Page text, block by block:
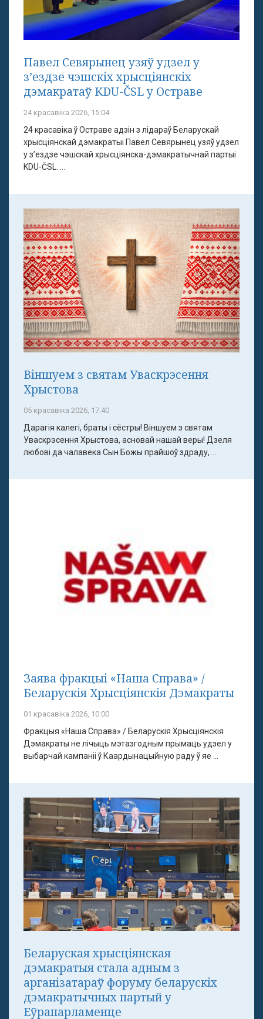
Павел Севярынец узяў удзел у
з’ездзе чэшскіх хрысціянскіх
дэмакратаў KDU-ČSL у Остраве
24 красавіка 2026, 15:04
24 красавіка ў Остраве адзін з лідараў Беларускай
хрысціянскай дэмакратыі Павел Севярынец узяў удзел
у з’ездзе чэшскай хрысціянска-дэмакратычнай партыі
KDU-ČSL. ...
Віншуем з святам Уваскрэсення
Хрыстова
05 красавіка 2026, 17:40
Дарагія калегі, браты і сёстры! Віншуем з святам
Уваскрэсення Хрыстова, асновай нашай веры! Дзеля
любові да чалавека Сын Божы прайшоў здраду, ...
Заява фракцыі «Наша Справа» /
Беларускія Хрысціянскія Дэмакраты
01 красавіка 2026, 10:00
Фракцыя «Наша Справа» / Беларускія Хрысціянскія
Дэмакраты не лічыць мэтазгодным прымаць удзел у
выбарчай кампаніі ў Каардынацыйную раду ў яе ...
Беларуская хрысціянская
дэмакратыя стала адным з
арганізатараў форуму беларускіх
дэмакратычных партый у
Еўрапарламенце